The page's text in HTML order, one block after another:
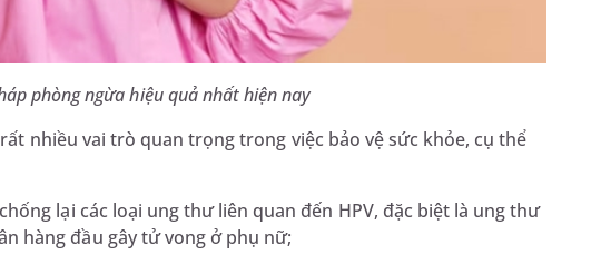
phòng ngừa hiệu quả nhất hiện nay
nhiều vai trò quan trọng trong việc bảo vệ sức khỏe, cụ thể
lại các loại ung thư liên quan đến HPV, đặc biệt là ung thư
hàng đầu gây tử vong ở phụ nữ;